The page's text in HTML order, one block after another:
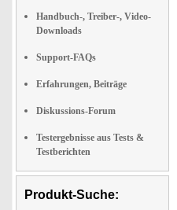
Handbuch-, Treiber-, Video-
Downloads
Support-FAQs
Erfahrungen, Beiträge
Diskussions-Forum
Testergebnisse aus Tests &
Testberichten
Produkt-Suche: